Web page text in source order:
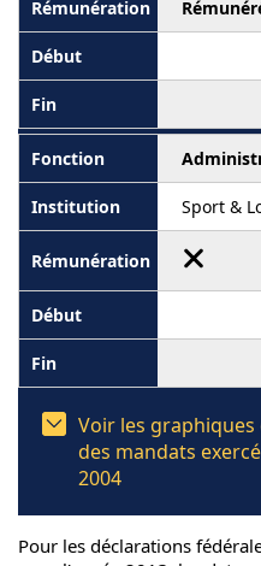
Sport &
Voir les
des mandats
2004
Pour les déclarations